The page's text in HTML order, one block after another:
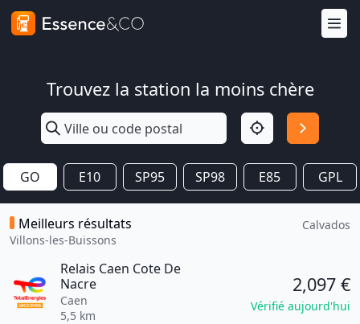
Trouvez la station la moins chère
GO E10 SP95 SP98 E85 GPL
Meilleurs résultats
Villons-les-Buissons
Calvados
Relais Caen Cote De
Nacre
Caen
5,5 km
2,097 €
Vérifié aujourd'hui